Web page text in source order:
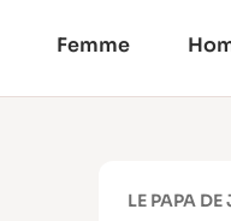
Femme
LE PAPA